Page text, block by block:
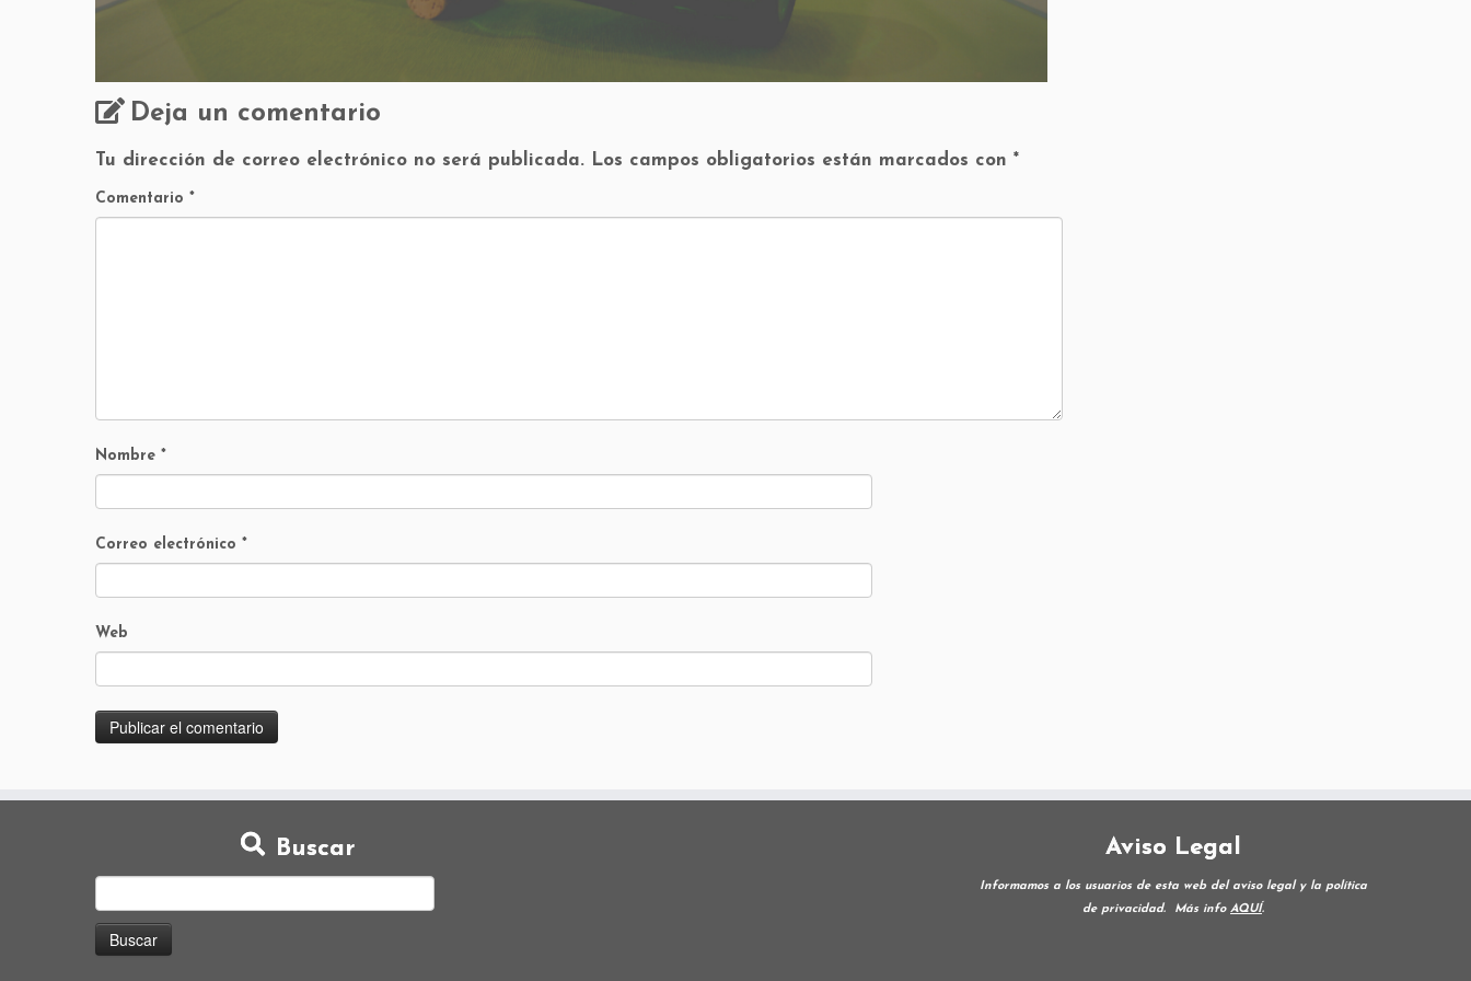
Deja un comentario
Tu dirección de correo electrónico no será publicada. Los campos obligatorios están marcados con *
Comentario *
Nombre *
Correo electrónico *
Web
Buscar Aviso Legal
Informamos a los usuarios de esta web del aviso legal y la política
de privacidad. Más info AQUÍ.